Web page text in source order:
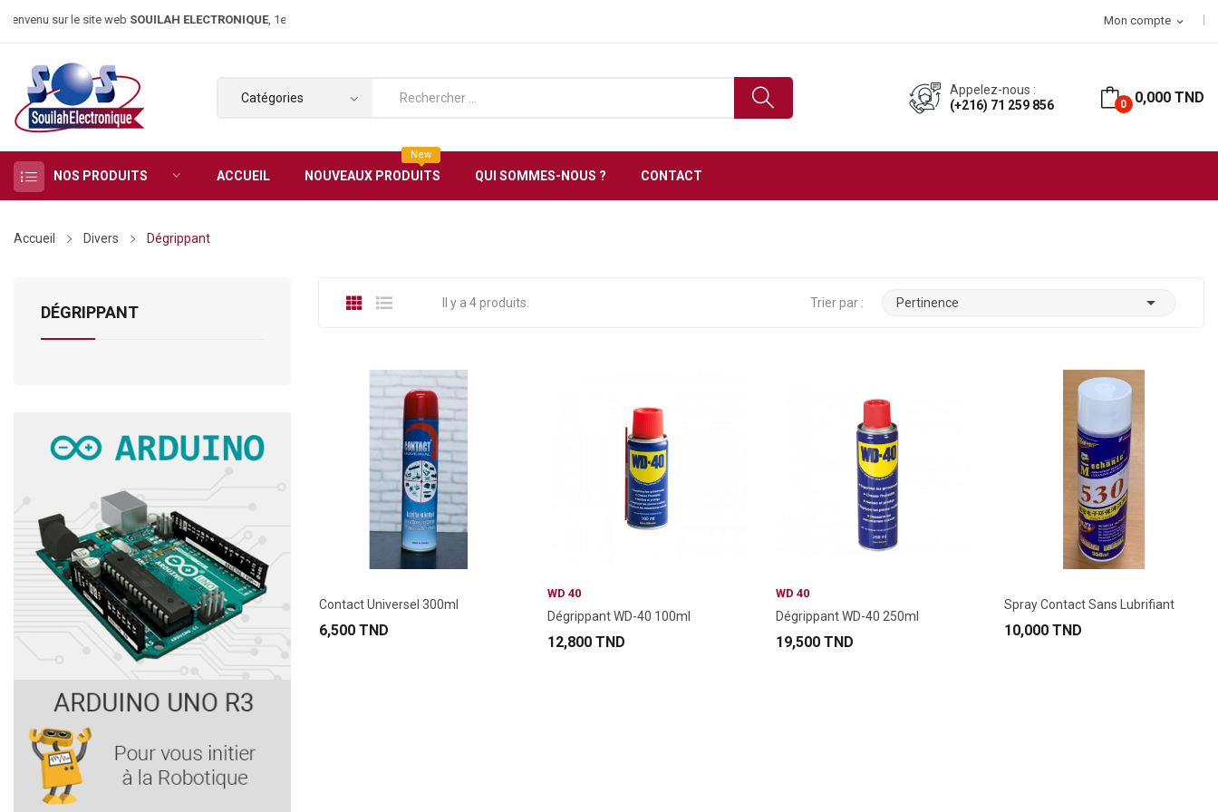
Mon compte expand_more
sur le site webSOUILAH ELECTRONIQUE, 1er magasin d’électronique en Tunisie Livraison gratuite à partir de 150 DT d’achat
0 0,000 TND
Appelez-nous :
(+216) 71 259 856
NOS PRODUITS ACCUEIL NOUVEAUX PRODUITS
New
QUI SOMMES-NOUS ? CONTACT
Accueil Divers Dégrippant
DÉGRIPPANT Il y a 4 produits. Trier par : Pertinence 
Contact Universel 300ml
6,500 TND
WD 40
Dégrippant WD-40 100ml
12,800 TND
WD 40
Dégrippant WD-40 250ml
19,500 TND
Spray Contact Sans Lubrifiant
10,000 TND